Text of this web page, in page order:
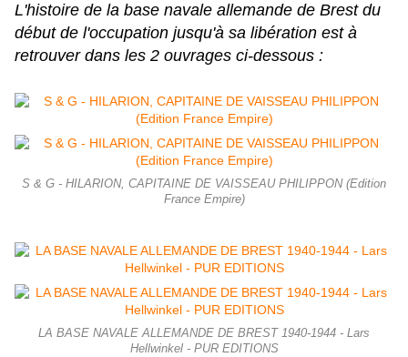
L'histoire de la base navale allemande de Brest du
début de l'occupation jusqu'à sa libération est à
retrouver dans les 2 ouvrages ci-dessous :
S & G - HILARION, CAPITAINE DE VAISSEAU PHILIPPON (Edition
France Empire)
LA BASE NAVALE ALLEMANDE DE BREST 1940-1944 - Lars
Hellwinkel - PUR EDITIONS